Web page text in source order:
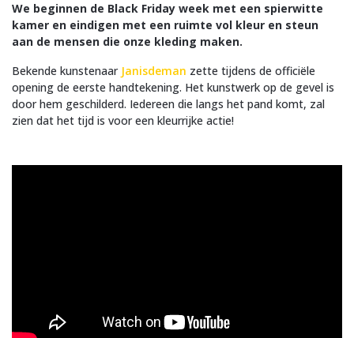
We beginnen de Black Friday week met een spierwitte
kamer en eindigen met een ruimte vol kleur en steun
aan de mensen die onze kleding maken.
Bekende kunstenaar Janisdeman zette tijdens de officiële
opening de eerste handtekening. Het kunstwerk op de gevel is
door hem geschilderd. Iedereen die langs het pand komt, zal
zien dat het tijd is voor een kleurrijke actie!